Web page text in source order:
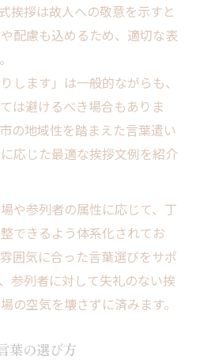
挨拶は故人への敬意を示すと
配慮も込めるため、適切な表
します」は一般的ながらも、
は避けるべき場合もありま
の地域性を踏まえた言葉遣い
応じた最適な挨拶文例を紹介
や参列者の属性に応じて、丁
できるよう体系化されてお
囲気に合った言葉選びをサポ
参列者に対して失礼のない挨
の空気を壊さずに済みます。
葉の選び方